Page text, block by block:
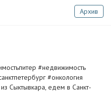
Архив
#недвижимость
#онкология
Сыктывкара, едем в Санкт-